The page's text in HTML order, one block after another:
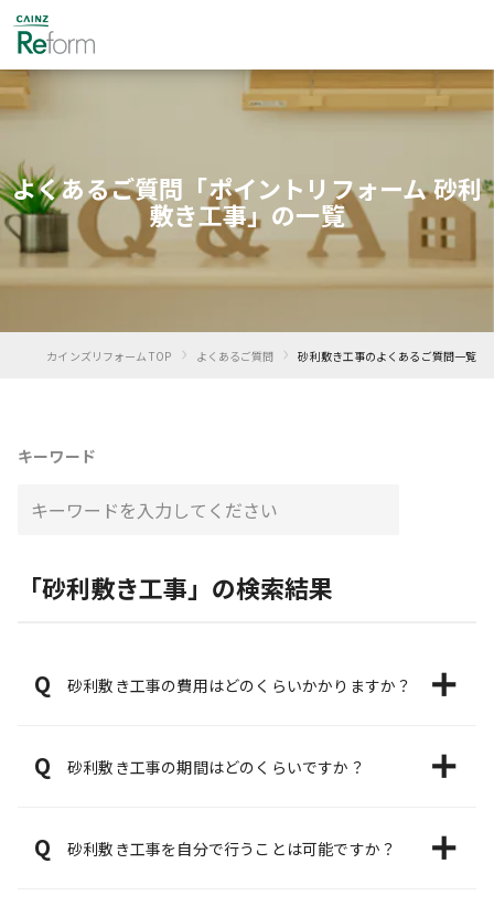
よくあるご質問「ポイントリフォーム 砂利
敷き工事」の一覧
カインズリフォーム TOP › よくあるご質問 › 砂利敷き工事のよくあるご質問一覧
キーワード
「砂利敷き工事」の検索結果
Q 砂利敷き工事の費用はどのくらいかかりますか？
Q 砂利敷き工事の期間はどのくらいですか？
Q 砂利敷き工事を自分で行うことは可能ですか？